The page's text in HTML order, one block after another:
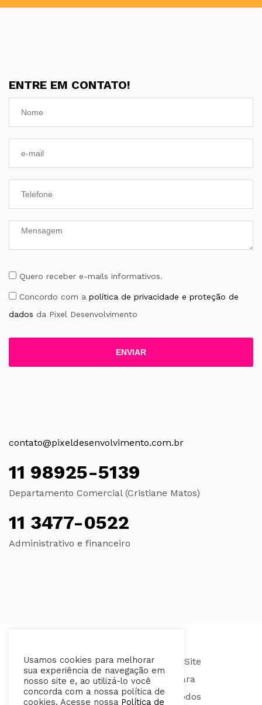
ENTRE EM CONTATO!
Quero receber e-mails informativos.
Concordo com a política de privacidade e proteção de
dados da Pixel Desenvolvimento
contato@pixeldesenvolvimento.com.br
11 98925-5139
Departamento Comercial (Cristiane Matos)
11 3477-0522
Administrativo e financeiro
Usamos cookies para melhorar
sua experiência de navegação em
nosso site e, ao utilizá-lo você
concorda com a nossa política de
cookies. Acesse nossa Política de